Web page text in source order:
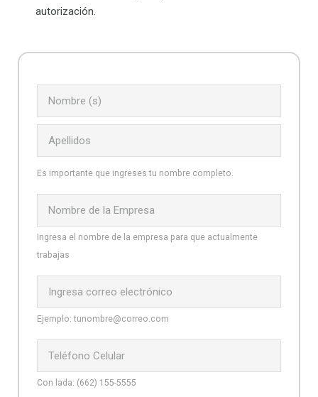
autorización.
Es importante que ingreses tu nombre completo.
de
la
Empresa *
Ingresa el nombre de la empresa para que actualmente
trabajas
Ejemplo: tunombre@correo.com
Con lada: (662) 155-5555